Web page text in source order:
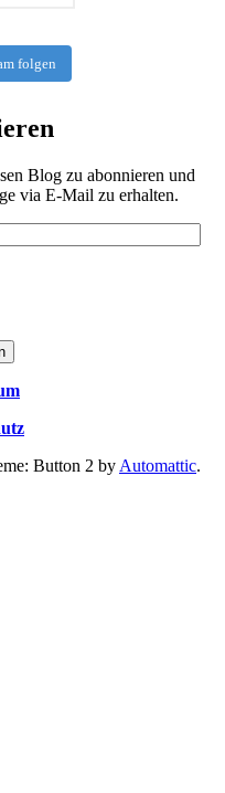
folgen
Blog zu abonnieren und
via E-Mail zu erhalten.
Button 2 by Automattic.